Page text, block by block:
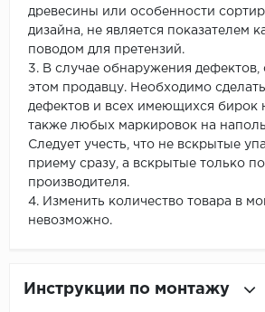
древесины или особенности
дизайна, не является показателем
поводом для претензий.
3. В случае обнаружения
этом продавцу. Необходимо
дефектов и всех имеющихся бирок
также любых маркировок на
Следует учесть, что не вскрытые
приему сразу, а вскрытые только
производителя.
4. Изменить количество товара в
невозможно.
Инструкции по монтажу